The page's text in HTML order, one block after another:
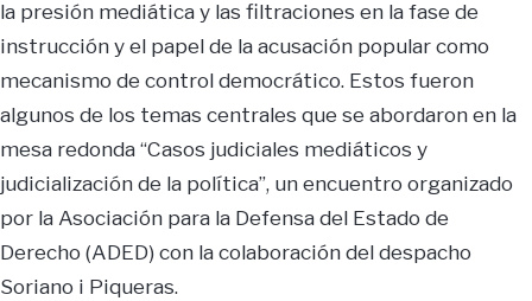
la presión mediática y las filtraciones en la fase de
instrucción y el papel de la acusación popular como
mecanismo de control democrático. Estos fueron
algunos de los temas centrales que se abordaron en la
mesa redonda “Casos judiciales mediáticos y
judicialización de la política”, un encuentro organizado
por la Asociación para la Defensa del Estado de
Derecho (ADED) con la colaboración del despacho
Soriano i Piqueras.